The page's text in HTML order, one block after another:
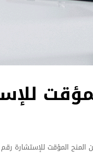
المنح المؤقت للإستشارة رقم 2025/67